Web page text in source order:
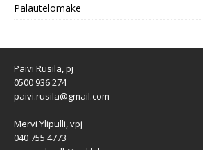
Palautelomake
Päivi Rusila, pj
0500 936 274
paivi.rusila@gmail.com
Mervi Ylipulli, vpj
040 755 4773